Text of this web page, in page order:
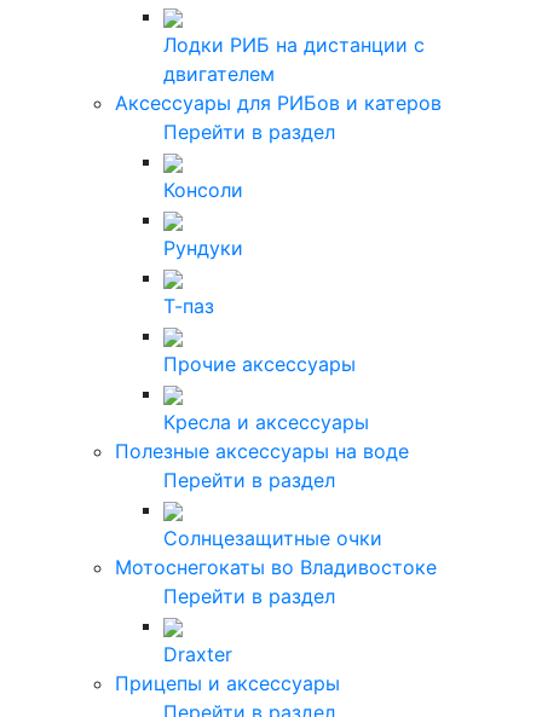
Лодки РИБ на дистанции с
двигателем
Аксессуары для РИБов и катеров
Перейти в раздел
Консоли
Рундуки
Т-паз
Прочие аксессуары
Кресла и аксессуары
Полезные аксессуары на воде
Перейти в раздел
Солнцезащитные очки
Мотоснегокаты во Владивостоке
Перейти в раздел
Draxter
Прицепы и аксессуары
Перейти в раздел